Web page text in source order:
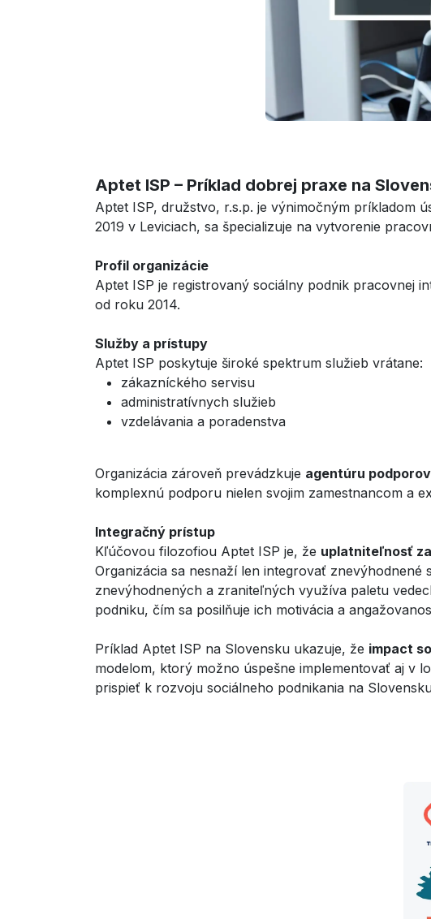
Aptet ISP – Príklad dobrej praxe na
Aptet ISP, družstvo, r.s.p. je výnimočným príkladom
2019 v Leviciach, sa špecializuje na vytvorenie
Profil organizácie
Aptet ISP je registrovaný sociálny podnik pracovnej
od roku 2014.
Služby a prístupy
Aptet ISP poskytuje široké spektrum služieb vrátane:
zákazníckého servisu
administratívnych služieb
vzdelávania a poradenstva
Organizácia zároveň prevádzkuje agentúru
komplexnú podporu nielen svojim zamestnancom a
Integračný prístup
Kľúčovou filozofiou Aptet ISP je, že uplatniteľnosť
Organizácia sa nesnaží len integrovať
znevýhodnených a zraniteľných využíva paletu
podniku, čím sa posilňuje ich motivácia a
Príklad Aptet ISP na Slovensku ukazuje, že impact
modelom, ktorý možno úspešne implementovať aj v
prispieť k rozvoju sociálneho podnikania na